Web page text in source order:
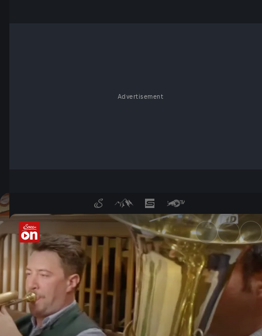
Advertisement
WüdaraMusi - Schützenfreud